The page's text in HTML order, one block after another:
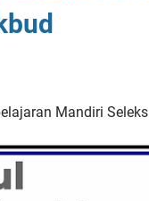
Mandiri